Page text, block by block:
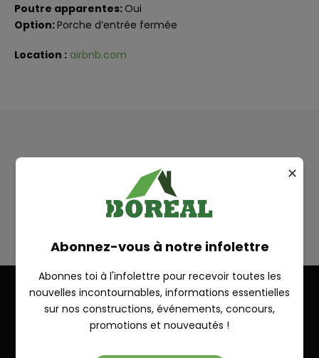
Poutre apparentes: Oui
Option:Porche d’entrée fermée
Location : airbnb.com
Plan
Autres réalisations
Abonnez-vous à notre infolettre
Abonnes toi à l'infolettre pour recevoir toutes les
nouvelles incontournables, informations essentielles
sur nos constructions, événements, concours,
promotions et nouveautés !
✕
Fermer